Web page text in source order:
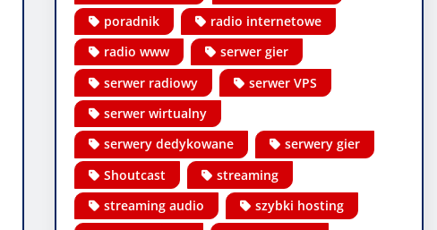
poradnik
radio internetowe
radio www
serwer gier
serwer radiowy
serwer VPS
serwer wirtualny
serwery dedykowane
serwery gier
Shoutcast
streaming
streaming audio
szybki hosting